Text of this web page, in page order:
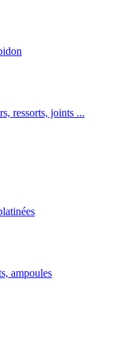
ressorts, joints ...
ampoules